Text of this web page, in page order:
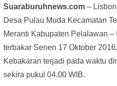
Suaraburuhnews.com –
Desa Pulau Muda Kecamatan
Meranti Kabupaten Pelalawan –
terbakar Senen 17 Oktober 2016.
Kebakaran terjadi pada waktu
sekira pukul 04.00 WIB.